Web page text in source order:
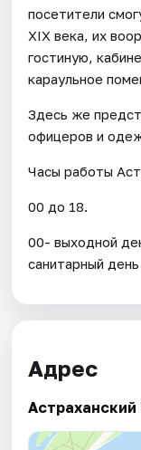
посетители
XIX века, их
гостиную,
караульное
Здесь же
офицеров и
Часы работы
00 до 18.
00- выходной
санитарный
Адрес